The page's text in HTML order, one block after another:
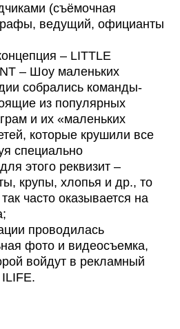
(съёмочная
ведущий, официанты
– LITTLE
– Шоу маленьких
собрались команды-
из популярных
и их «маленьких
которые крушили все
специально
этого реквизит –
крупы, хлопья и др., то
часто оказывается на
проводилась
фото и видеосъемка,
войдут в рекламный